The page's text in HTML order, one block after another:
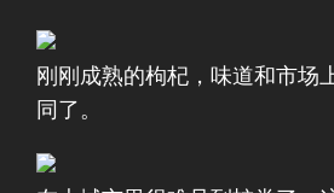
刚刚成熟的枸杞，味道和市场
同了。